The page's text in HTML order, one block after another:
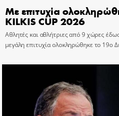
Με επιτυχία
KILKIS CUP 2026
Αθλητές και αθλήτριες από 9 χώρες
μεγάλη επιτυχία ολοκληρώθηκε το 19ο